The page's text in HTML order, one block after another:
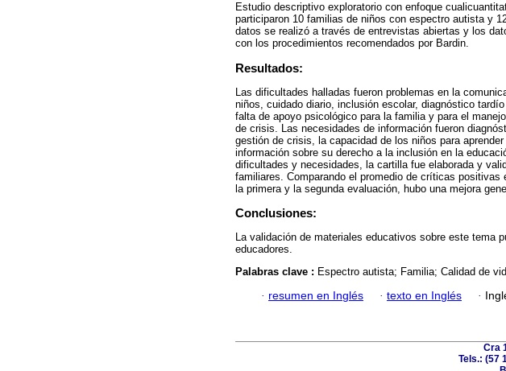
Estudio descriptivo exploratorio con enfoque
participaron 10 familias de niños con espectro autista y
datos se realizó a través de entrevistas abiertas y los
con los procedimientos recomendados por Bardin.
Resultados:
Las dificultades halladas fueron problemas en la
niños, cuidado diario, inclusión escolar, diagnóstico
falta de apoyo psicológico para la familia y para el
de crisis. Las necesidades de información fueron
gestión de crisis, la capacidad de los niños para
información sobre su derecho a la inclusión en la
dificultades y necesidades, la cartilla fue elaborada y
familiares. Comparando el promedio de críticas positivas
la primera y la segunda evaluación, hubo una mejora
Conclusiones:
La validación de materiales educativos sobre este tema
educadores.
Palabras clave : Espectro autista; Familia; Calidad de
· resumen en Inglés · texto en Inglés ·
Cra
Tels.: (57